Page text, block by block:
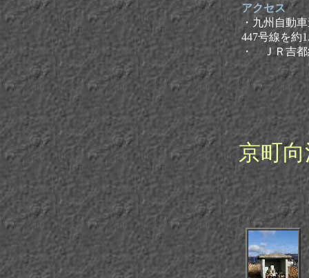
アクセス
・九州自動
447号線を約
・ ＪＲ吉都
京町